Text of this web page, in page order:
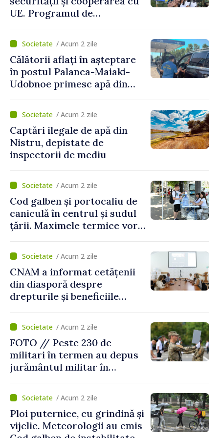
UE. Programul de
Naționale de Apărare pentru
perioada 2024–2034,
publicat în Monitorul Oficial
/ Acum 2 zile
Călătorii aflați în așteptare
în postul Palanca-Maiaki-
Udobnoe primesc apă din
și a polițiștilor de frontieră
/ Acum 2 zile
Captări ilegale de apă din
Nistru, depistate de
inspectorii de mediu
/ Acum 2 zile
Cod galben și portocaliu de
caniculă în centrul și sudul
țării. Maximele termice vor
/ Acum 2 zile
CNAM a informat cetățenii
din diasporă despre
drepturile și beneficiile
/ Acum 2 zile
FOTO // Peste 230 de
militari în termen au depus
jurământul militar în
/ Acum 2 zile
Ploi puternice, cu grindină și
vijelie. Meteorologii au emis